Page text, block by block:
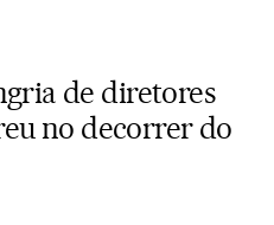
de diretores
no decorrer do